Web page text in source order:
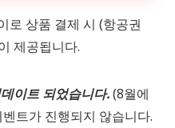
로 상품 결제 시 (항공권
제공됩니다.
이트 되었습니다.(8월에
트가 진행되지 않습니다.